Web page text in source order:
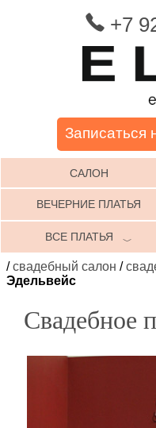
+7
Записаться
САЛОН
ВЕЧЕРНИЕ ПЛАТЬЯ
ВСЕ ПЛАТЬЯ ﹀
/свадебный салон /
Эдельвейс
Свадебное